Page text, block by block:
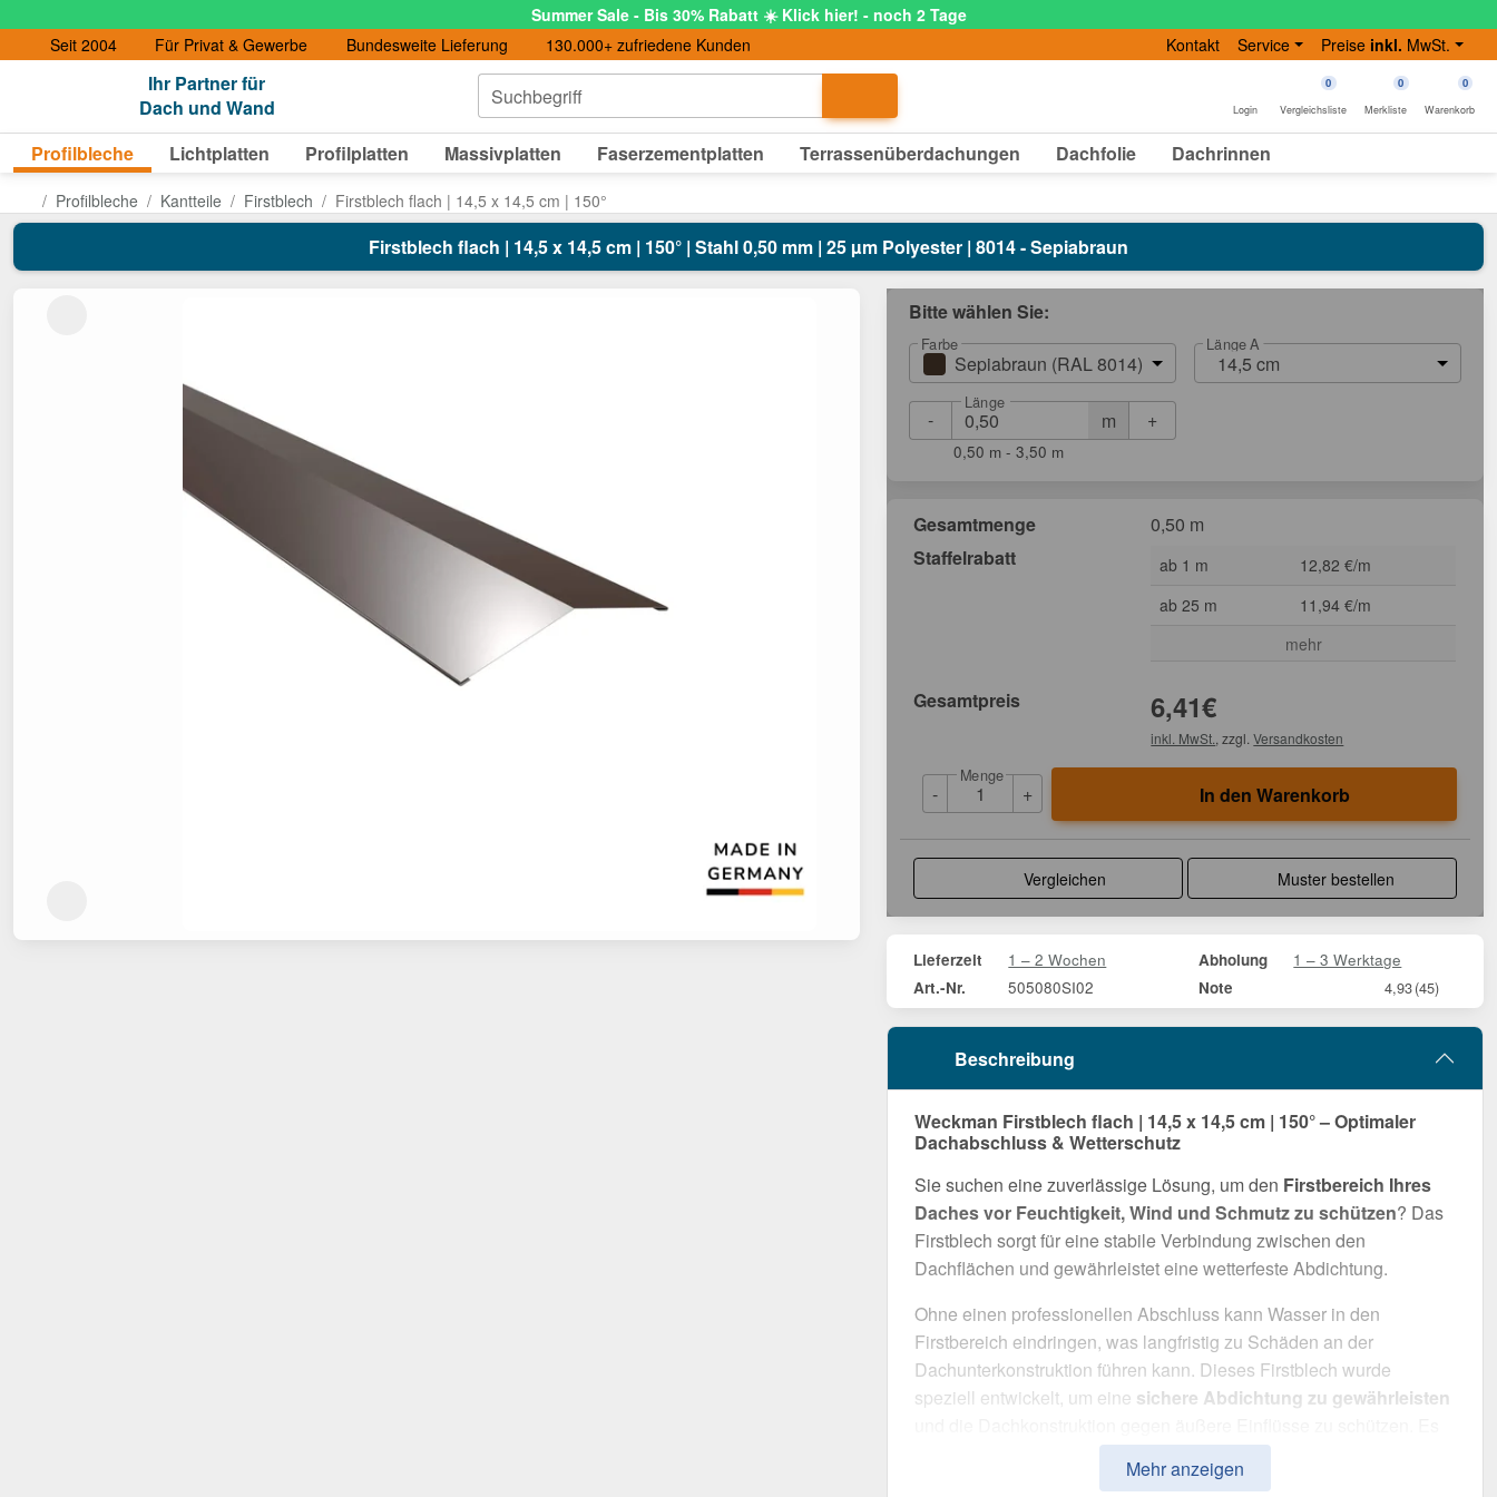
Summer Sale - Bis 30% Rabatt ☀️ Klick hier! - noch 2 Tage
Seit 2004
Für Privat & Gewerbe Bundesweite Lieferung 130.000+ zufriedene Kunden Kontakt Service Preise inkl. MwSt.
Ihr Partner für
Dach und Wand
Suchbegriff
Login
0
Vergleichsliste
0
Merkliste
0
Warenkorb
Profilbleche Lichtplatten Profilplatten Massivplatten Faserzementplatten Terrassenüberdachungen Dachfolie Dachrinnen
Profilbleche Kantteile Firstblech Firstblech flach | 14,5 x 14,5 cm | 150°
Firstblech flach | 14,5 x 14,5 cm | 150° | Stahl 0,50 mm | 25 µm Polyester | 8014 - Sepiabraun
Bitte wählen Sie:
Farbe
Sepiabraun (RAL 8014)
Länge A
14,5 cm
- m
Länge
+
0,50 m - 3,50 m
Gesamtmenge
0,50 m
Staffelrabatt
ab 1 m
12,82 €/m
ab 25 m
11,94 €/m
mehr
Gesamtpreis 6,41€
inkl. MwSt. , zzgl.Versandkosten
-
Menge
+ In den Warenkorb
Vergleichen Muster bestellen
Lieferzeit 1 – 2 Wochen Abholung 1 – 3 Werktage
Art.-Nr. 505080SI02 Note 4,93(45)
Beschreibung
Weckman Firstblech flach | 14,5 x 14,5 cm | 150° – Optimaler
Dachabschluss & Wetterschutz
Sie suchen eine zuverlässige Lösung, um den Firstbereich Ihres
Daches vor Feuchtigkeit, Wind und Schmutz zu schützen? Das
Firstblech sorgt für eine stabile Verbindung zwischen den
Dachflächen und gewährleistet eine wetterfeste Abdichtung.
Ohne einen professionellen Abschluss kann Wasser in den
Firstbereich eindringen, was langfristig zu Schäden an der
Dachunterkonstruktion führen kann. Dieses Firstblech wurde
speziell entwickelt, um eine sichere Abdichtung zu gewährleisten
überzeugt durch einfache Montage, hohe Widerstandsfähigkeit und
eine langlebige Beschichtung.Mehr anzeigen